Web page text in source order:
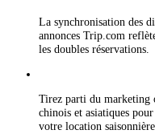
La synchronisation des
annonces Trip.com
les doubles réservations.
Tirez parti du marketing
chinois et asiatiques
votre location